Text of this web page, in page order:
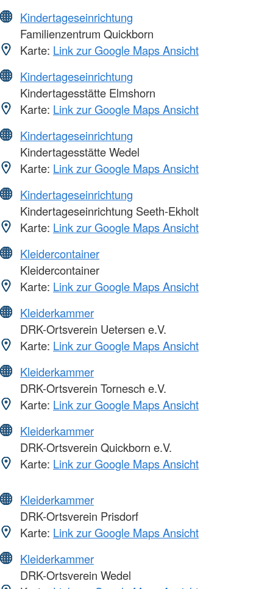
Kindertageseinrichtung
Familienzentrum Quickborn
Karte: Link zur Google Maps Ansicht
Kindertageseinrichtung
Kindertagesstätte Elmshorn
Karte: Link zur Google Maps Ansicht
Kindertageseinrichtung
Kindertagesstätte Wedel
Karte: Link zur Google Maps Ansicht
Kindertageseinrichtung
Kindertageseinrichtung Seeth-Ekholt
Karte: Link zur Google Maps Ansicht
Kleidercontainer
Kleidercontainer
Karte: Link zur Google Maps Ansicht
Kleiderkammer
DRK-Ortsverein Uetersen e.V.
Karte: Link zur Google Maps Ansicht
Kleiderkammer
DRK-Ortsverein Tornesch e.V.
Karte: Link zur Google Maps Ansicht
Kleiderkammer
DRK-Ortsverein Quickborn e.V.
Karte: Link zur Google Maps Ansicht
Kleiderkammer
DRK-Ortsverein Prisdorf
Karte: Link zur Google Maps Ansicht
Kleiderkammer
DRK-Ortsverein Wedel